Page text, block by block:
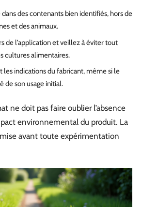
dans des contenants bien identifiés, hors de
et des animaux.
de l’application et veillez à éviter tout
cultures alimentaires.
les indications du fabricant, même si le
de son usage initial.
ne doit pas faire oublier l’absence
environnemental du produit. La
avant toute expérimentation